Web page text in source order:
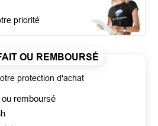
priorité
OU REMBOURSÉ
protection d'achat
remboursé